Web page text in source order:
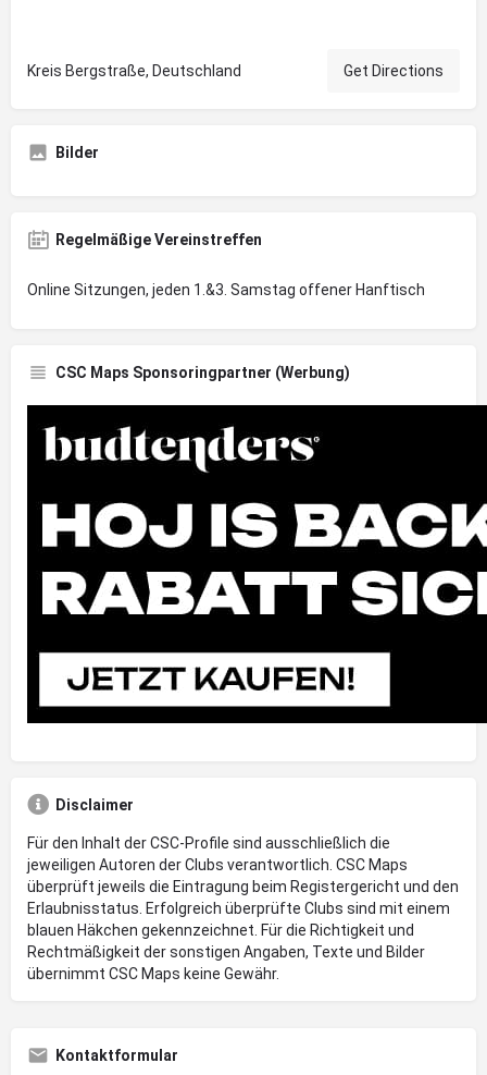
Kreis Bergstraße, Deutschland Get Directions
Bilder
Regelmäßige Vereinstreffen
Online Sitzungen, jeden 1.&3. Samstag offener Hanftisch
CSC Maps Sponsoringpartner (Werbung)
Disclaimer
Für den Inhalt der CSC-Profile sind ausschließlich die
jeweiligen Autoren der Clubs verantwortlich. CSC Maps
überprüft jeweils die Eintragung beim Registergericht und den
Erlaubnisstatus. Erfolgreich überprüfte Clubs sind mit einem
blauen Häkchen gekennzeichnet. Für die Richtigkeit und
Rechtmäßigkeit der sonstigen Angaben, Texte und Bilder
übernimmt CSC Maps keine Gewähr.
Kontaktformular